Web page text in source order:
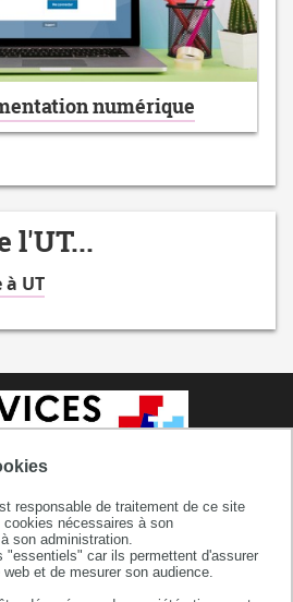
responsable de traitement de ce site
nécessaires à son
son administration.
"essentiels" car ils permettent d'assurer
et de mesurer son audience.
numérique
l'UT...
à UT